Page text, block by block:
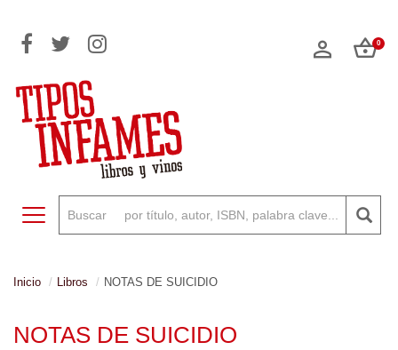
0
Toggle navigation
Inicio Libros NOTAS DE SUICIDIO
NOTAS DE SUICIDIO